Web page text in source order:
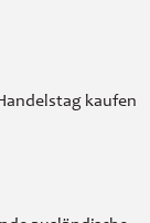
kaufen